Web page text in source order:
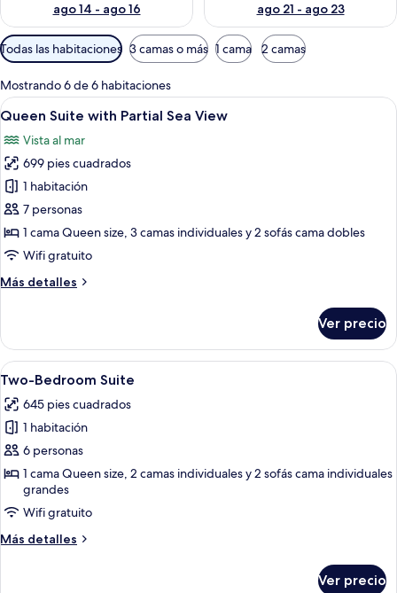
ago 14 - ago 16
ago 21 - ago 23
Filtros
disponibles
para
las
habitaciones
Todas las habitaciones 3 camas o más 1 cama 2 camas
Mostrando 6 de 6 habitaciones
Abrir
todas
las
fotos
de
Queen
Suite
with
Partial
Sea
Habitación de hotel compacta con
16
Queen Suite with Partial Sea View
Vista al mar
699 pies cuadrados
1 habitación
7 personas
1 cama Queen size, 3 camas individuales y 2 sofás cama dobles
Wifi gratuito
Más detalles
Más
Suite
with
Partial
View
Ver precio
Abrir
todas
las
fotos
de
Two-
Bedroom
Suite
Un balcón con sillas de mimbre y
19
Two-Bedroom Suite
645 pies cuadrados
1 habitación
6 personas
1 cama Queen size, 2 camas individuales y 2 sofás cama individuales
grandes
Wifi gratuito
Más detalles
Más
Ver precio